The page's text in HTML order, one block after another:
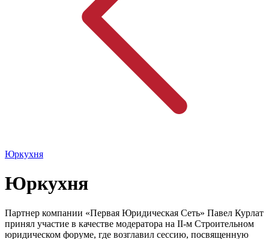
Юркухня
Юркухня
Партнер компании «Первая Юридическая Сеть» Павел Курлат
принял участие в качестве модератора на II-м Строительном
юридическом форуме, где возглавил сессию, посвященную